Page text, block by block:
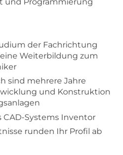
der Fachrichtung
Weiterbildung zum
sind mehrere Jahre
und Konstruktion
Systems Inventor
runden Ihr Profil ab